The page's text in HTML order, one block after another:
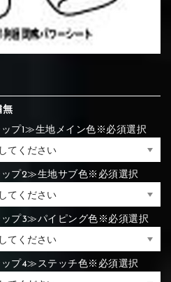
⑧Orange ⑨Pink
⑪Black
⑮Wine red
⑨Pink
⑪Black
⑮Wine red
Brown
⑨Pink
⑪Black ⑫Ivory
⑤Ivory ⑥Red
⑧Yellow ⑨Orange
⑪Blue ⑫Aqua blue
⑤Ivory ⑥Red
⑧Yellow ⑨Orange
⑪Blue ⑫Aqua blue
無
プ1≫生地メイン色※必須選択
プ2≫生地サブ色※必須選択
プ3≫パイピング色※必須選択
プ4≫ステッチ色※必須選択